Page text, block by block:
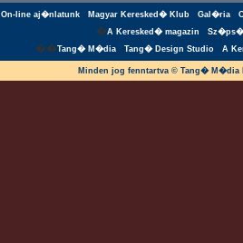
On-line aj�nlatunk Magyar Keresked� Klub Gal�ria
�A Keresked� magazin
��Tang� M�dia Tang� Design Studio A
Minden jog fenntartva © Tang�